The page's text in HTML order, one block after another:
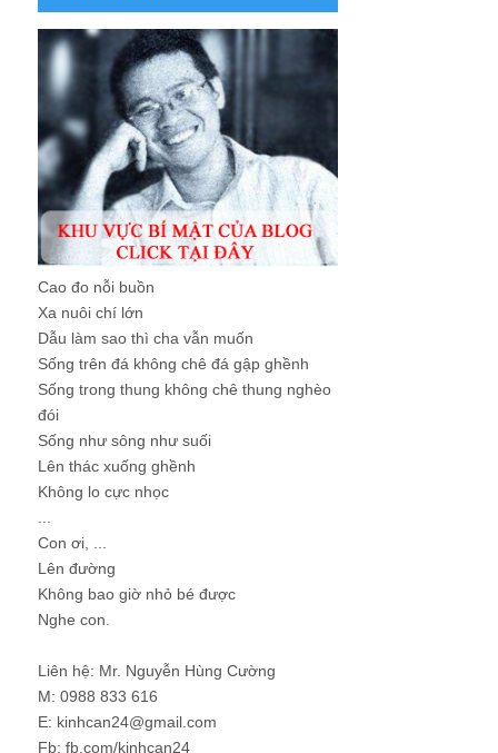
Cao đo nỗi buồn
Xa nuôi chí lớn
Dẫu làm sao thì cha vẫn muốn
Sống trên đá không chê đá gập ghềnh
Sống trong thung không chê thung nghèo
đói
Sống như sông như suối
Lên thác xuống ghềnh
Không lo cực nhọc
Con ơi, ...
Lên đường
Không bao giờ nhỏ bé được
Nghe con.
Liên hệ: Mr. Nguyễn Hùng Cường
M: 0988 833 616
E: kinhcan24@gmail.com
Fb: fb.com/kinhcan24